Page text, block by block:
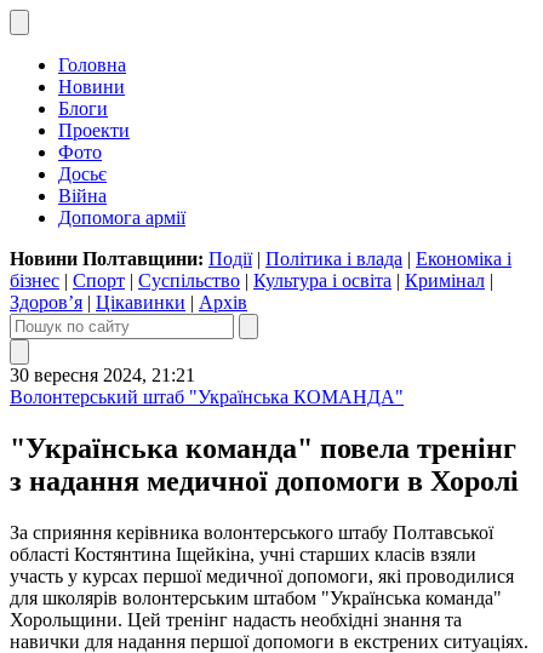
Головна
Новини
Блоги
Проекти
Фото
Досьє
Війна
Допомога армії
Новини Полтавщини: Події| Політика і влада | Економіка і
бізнес | Спорт | Суспільство | Культура і освіта | Кримінал |
Здоров’я | Цікавинки | Архів
30 вересня 2024, 21:21
Волонтерський штаб "Українська КОМАНДА"
"Українська команда" повела тренінг
з надання медичної допомоги в Хоролі
За сприяння керівника волонтерського штабу Полтавської
області Костянтина Іщейкіна, учні старших класів взяли
участь у курсах першої медичної допомоги, які проводилися
для школярів волонтерським штабом "Українська команда"
Хорольщини. Цей тренінг надасть необхідні знання та
навички для надання першої допомоги в екстрених ситуаціях.